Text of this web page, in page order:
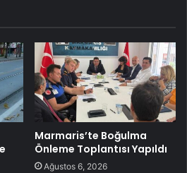
Marmaris’te Boğulma
Önleme Toplantısı Yapıldı
Ağustos 6, 2026